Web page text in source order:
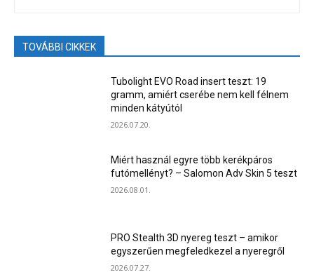
TOVÁBBI CIKKEK
Tubolight EVO Road insert teszt: 19
gramm, amiért cserébe nem kell félnem
minden kátyútól
2026.07.20.
Miért használ egyre több kerékpáros
futómellényt? – Salomon Adv Skin 5 teszt
2026.08.01.
PRO Stealth 3D nyereg teszt – amikor
egyszerűen megfeledkezel a nyeregről
2026.07.27.